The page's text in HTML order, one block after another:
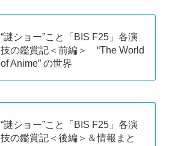
“謎ショー”こと「BIS F25」各演
技の鑑賞記＜前編＞ “The World
of Anime” の世界
“謎ショー”こと「BIS F25」各演
技の鑑賞記＜後編＞＆情報まと